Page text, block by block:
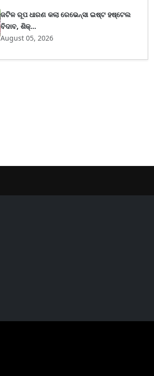
ଜଟିଳ ରୂପ ଧାରଣ କଲା ରେଭେନ୍ସା ଇଷ୍ଟ ହଷ୍ଟେଲ
ବିଦାବ, ଶିକ୍...
August 05, 2026